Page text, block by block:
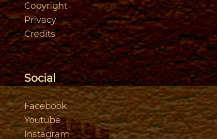
Copyright
Privacy
Credits
Social
Facebook
Youtube
Instagram